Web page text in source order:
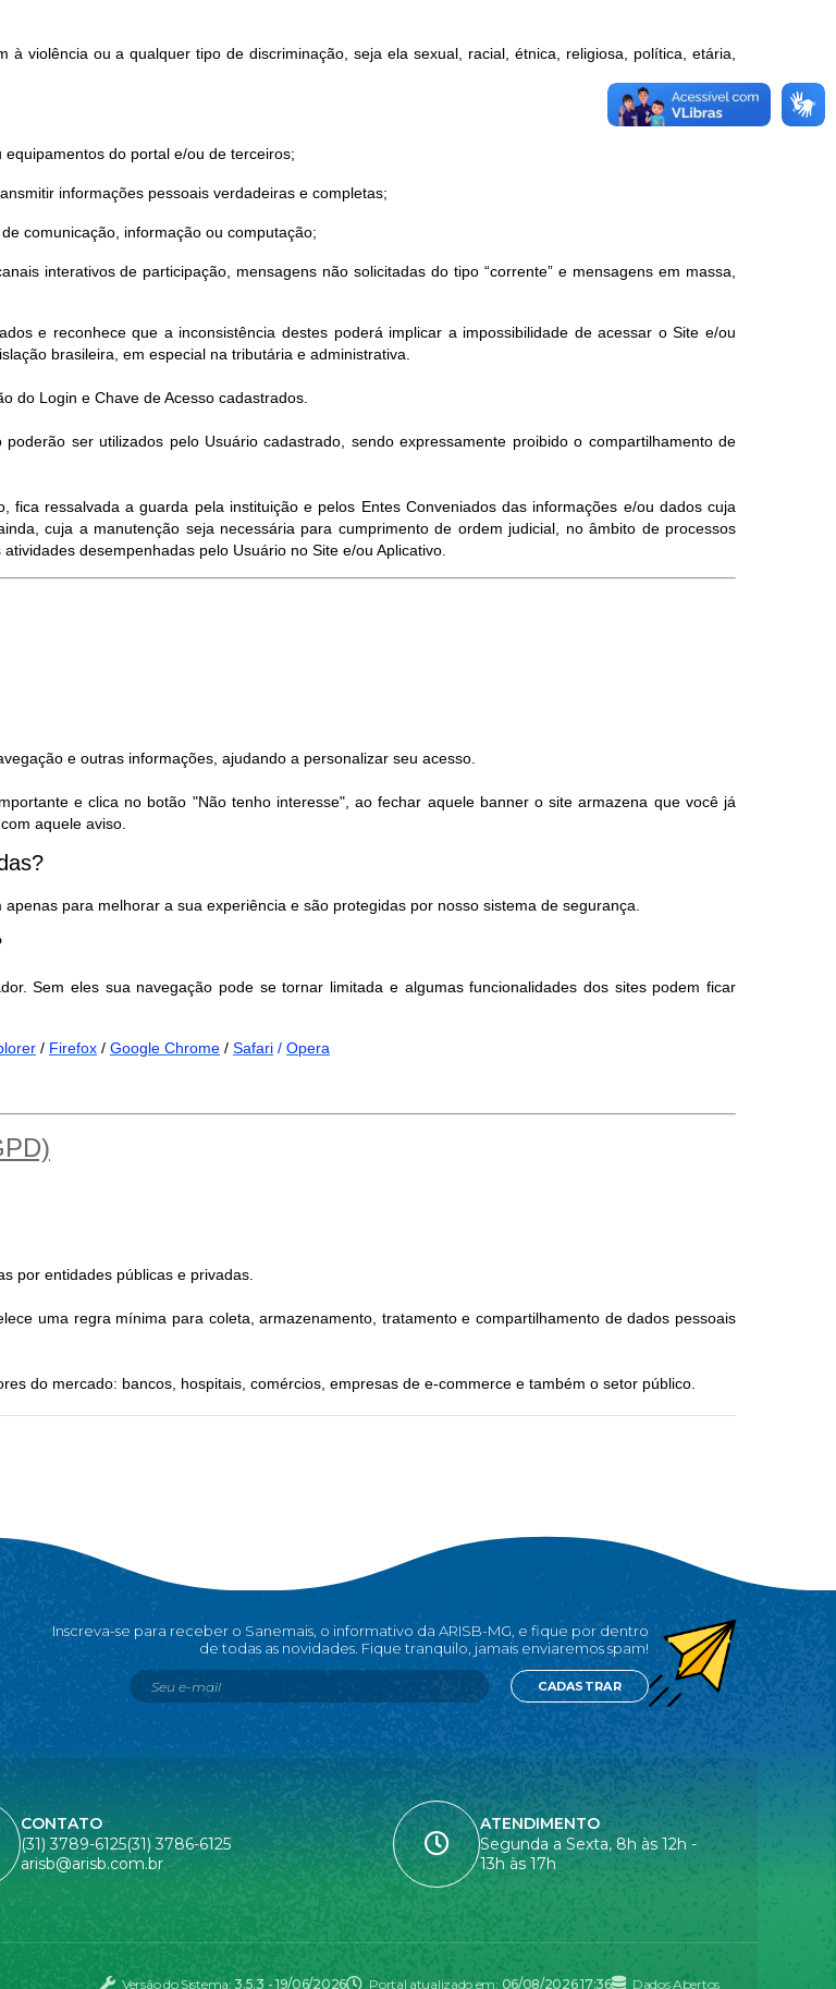
violência ou a qualquer tipo de discriminação, seja ela sexual, racial, étnica, religiosa, política, etária,
do portal e/ou de terceiros;
informações pessoais verdadeiras e completas;
comunicação, informação ou computação;
interativos de participação, mensagens não solicitadas do tipo “corrente” e mensagens em massa,
e reconhece que a inconsistência destes poderá implicar a impossibilidade de acessar o Site e/ou
brasileira, em especial na tributária e administrativa.
do Login e Chave de Acesso cadastrados.
ser utilizados pelo Usuário cadastrado, sendo expressamente proibido o compartilhamento de
ressalvada a guarda pela instituição e pelos Entes Conveniados das informações e/ou dados cuja
cuja a manutenção seja necessária para cumprimento de ordem judicial, no âmbito de processos
desempenhadas pelo Usuário no Site e/ou Aplicativo.
e outras informações, ajudando a personalizar seu acesso.
e clica no botão "Não tenho interesse", ao fechar aquele banner o site armazena que você já
aquele aviso.
para melhorar a sua experiência e são protegidas por nosso sistema de segurança.
Sem eles sua navegação pode se tornar limitada e algumas funcionalidades dos sites podem ficar
/ Firefox / Google Chrome / Safari / Opera
por entidades públicas e privadas.
uma regra mínima para coleta, armazenamento, tratamento e compartilhamento de dados pessoais
do mercado: bancos, hospitais, comércios, empresas de e-commerce e também o setor público.
CONTATO
(31) 3789-6125(31) 3786-6125
arisb@arisb.com.br
ATENDIMENTO
Segunda a Sexta, 8h às 12h -
13h às 17h
Inscreva-se para receber o Sanemais, o informativo da ARISB-MG, e fique por dentro
de todas as novidades. Fique tranquilo, jamais enviaremos spam!
CADASTRAR
Versão do Sistema:3.5.3 - 19/06/2026 Portal atualizado em: 06/08/2026 17:36 Dados Abertos